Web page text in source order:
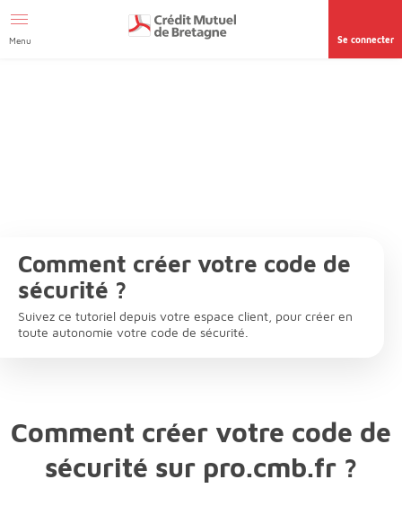
Menu Se connecter
Comment créer votre code de
sécurité ?
Suivez ce tutoriel depuis votre espace client, pour créer en
toute autonomie votre code de sécurité.
Comment créer votre code de
sécurité sur pro.cmb.fr ?